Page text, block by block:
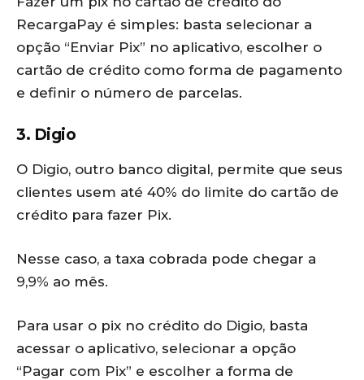
RecargaPay é simples: basta selecionar a
opção “Enviar Pix” no aplicativo, escolher o
cartão de crédito como forma de pagamento
e definir o número de parcelas.
3. Digio
O Digio, outro banco digital, permite que seus
clientes usem até 40% do limite do cartão de
crédito para fazer Pix.
Nesse caso, a taxa cobrada pode chegar a
9,9% ao mês.
Para usar o pix no crédito do Digio, basta
acessar o aplicativo, selecionar a opção
“Pagar com Pix” e escolher a forma de